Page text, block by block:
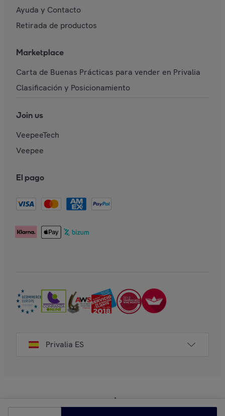
Ayuda y Contacto
Retirada de productos
Marketplace
Carta de Buenas Prácticas para vender en Privalia
Clasificación y Posicionamiento
Join us
VeepeeTech
Veepee
El pago
Privalia ES